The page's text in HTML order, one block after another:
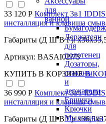
для
ванной
Держатели
для
полотенец
Дозаторы,
стаканы
и
держатели
Ершики
Крючки
Мыльницы
33 120 Р Комплект 3в1 IDDIS
инсталляция и клавиша
Габариты (Д Ш В Г):
Артикул: BASAI02i73
КУПИТЬ В КОРЗИНЕ В
36 990 Р Комплект 3в1 IDDIS
инсталляция и клавиша
Габариты (Д Ш В Г):